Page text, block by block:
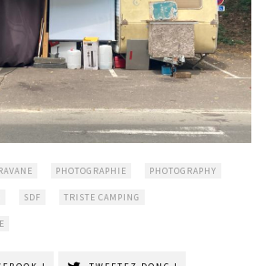
PHOTOGRAPHIE PHOTOGRAPHY
SDF TRISTE CAMPING